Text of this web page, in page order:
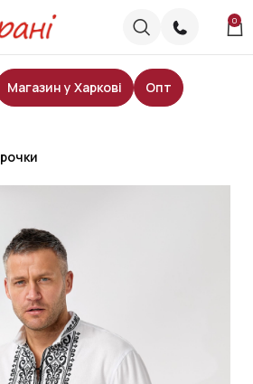
0
Магазин у Харкові Опт